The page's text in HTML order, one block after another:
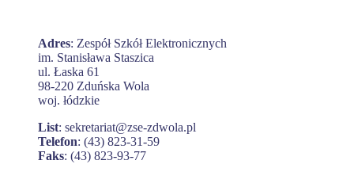
Adres: Zespół Szkół Elektronicznych
im. Stanisława Staszica
ul. Łaska 61
98-220 Zduńska Wola
woj. łódzkie
List: sekretariat@zse-zdwola.pl
Telefon: (43) 823-31-59
Faks: (43) 823-93-77